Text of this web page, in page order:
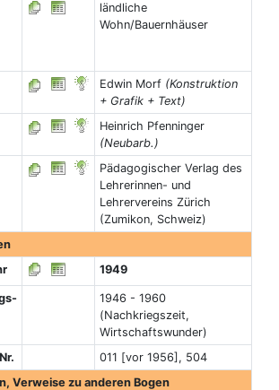
ländliche
Wohn/Bauernhäuser
Edwin Morf (Konstruktion
+ Grafik + Text)
Heinrich Pfenninger
(Neubarb.)
Pädagogischer Verlag des
Lehrerinnen- und
Lehrervereins Zürich
(Zumikon, Schweiz)
1949
1946 - 1960
(Nachkriegszeit,
Wirtschaftswunder)
011 [vor 1956], 504
Verweise zu anderen Bogen